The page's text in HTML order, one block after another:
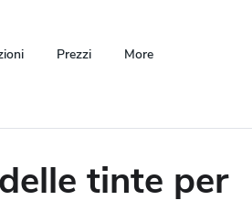
Prezzi More
tinte per